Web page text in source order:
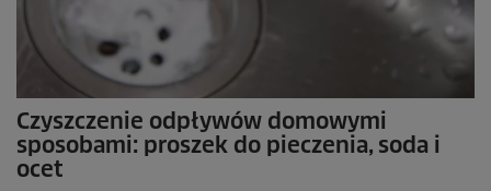
Czyszczenie odpływów domowymi
sposobami: proszek do pieczenia, soda i
ocet